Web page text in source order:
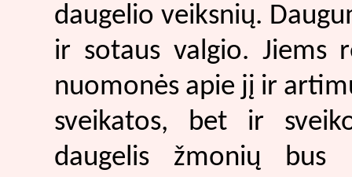
daugelio veiksnių.
ir sotaus valgio. Jiems
nuomonės apie jį ir
sveikatos, bet ir
daugelis žmonių bus